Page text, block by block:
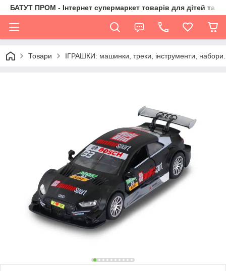
БАТУТ ПРОМ - Інтернет супермаркет товарів для дітей та їх
Товари ІГРАШКИ: машинки, треки, інструменти, набори.